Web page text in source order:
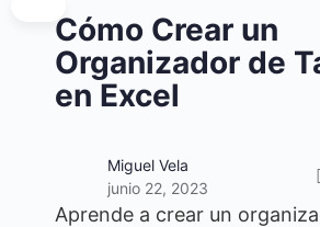
Cómo Crear un
Organizador de
en Excel
Miguel Vela
junio 22, 2023
Aprende a crear un